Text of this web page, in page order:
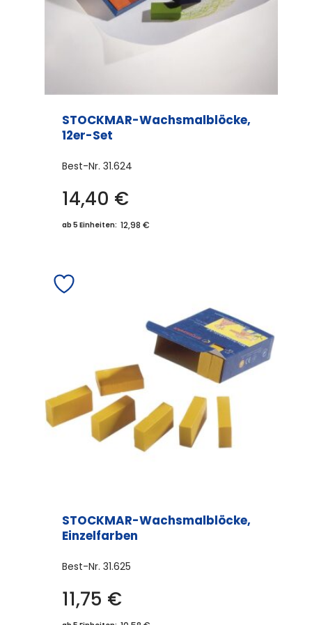
STOCKMAR-Wachsmalblöcke,
12er-Set
Best-Nr. 31.624
14,40 €
ab 5 Einheiten: 12,98 €
STOCKMAR-Wachsmalblöcke,
Einzelfarben
Best-Nr. 31.625
11,75 €